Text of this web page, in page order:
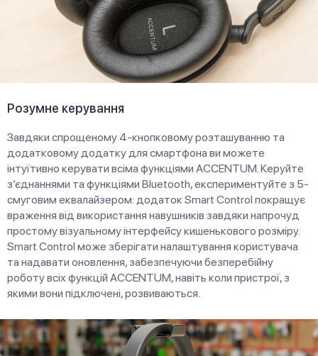
Розумне керування
Завдяки спрощеному 4-кнопковому розташуванню та
додатковому додатку для смартфона ви можете
інтуїтивно керувати всіма функціями ACCENTUM. Керуйте
з’єднаннями та функціями Bluetooth, експериментуйте з 5-
смуговим еквалайзером: додаток Smart Control покращує
враження від використання навушників завдяки напрочуд
простому візуальному інтерфейсу кишенькового розміру.
Smart Control може зберігати налаштування користувача
та надавати оновлення, забезпечуючи безперебійну
роботу всіх функцій ACCENTUM, навіть коли пристрої, з
якими вони підключені, розвиваються.